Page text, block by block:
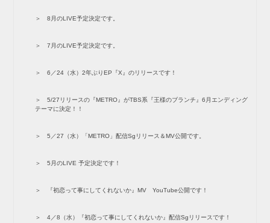
8月のLIVE予定決定です。
7月のLIVE予定決定です。
6／24（水）2年ぶりEP『X』のリリースです！
5/27リリースの『METRO』がTBS系『王様のブランチ』6月エンディング
テーマに決定！！
5／27（水）「METRO」配信Sgリリース＆MV公開です。
5月のLIVE 予定決定です！
『初恋って事にしてくれないか』MV YouTube公開です！
4／8（水）『初恋って事にしてくれないか』配信Sgリリースです！